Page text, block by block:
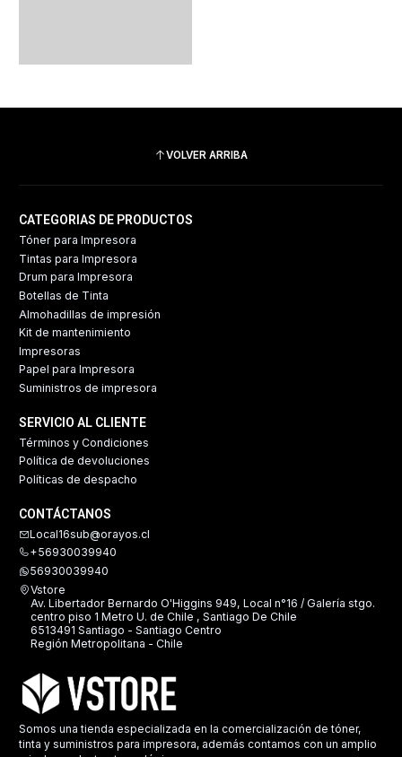
VOLVER ARRIBA
CATEGORIAS DE PRODUCTOS
Tóner para Impresora
Tintas para Impresora
Drum para Impresora
Botellas de Tinta
Almohadillas de impresión
Kit de mantenimiento
Impresoras
Papel para Impresora
Suministros de impresora
SERVICIO AL CLIENTE
Términos y Condiciones
Política de devoluciones
Políticas de despacho
CONTÁCTANOS
Local16sub@orayos.cl
+56930039940
56930039940
Vstore
Av. Libertador Bernardo O'Higgins 949, Local n°16 / Galería stgo.
centro piso 1 Metro U. de Chile , Santiago De Chile
6513491 Santiago - Santiago Centro
Región Metropolitana - Chile
Somos una tienda especializada en la comercialización de tóner,
tinta y suministros para impresora, además contamos con un amplio